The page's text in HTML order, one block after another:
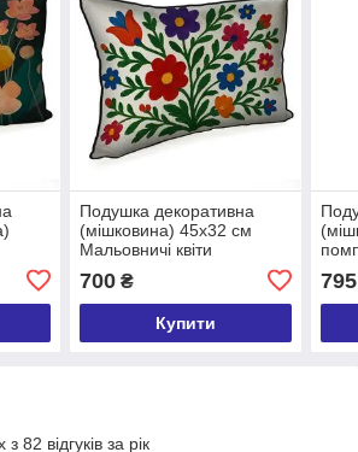
Подушка декоративна
(мішковина) 45х32 см
Мальовничі квіти
700₴
Купити
795
82 відгуків за рік